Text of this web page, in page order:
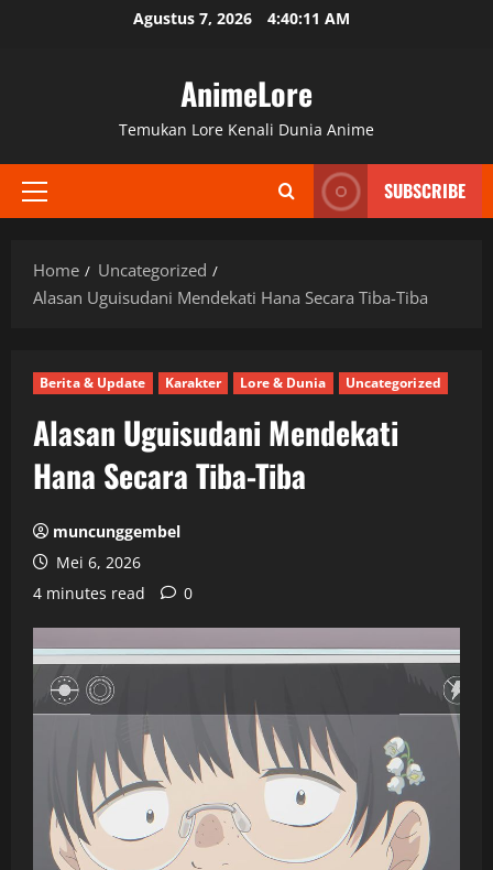
Agustus 7, 2026 4:40:13 AM
AnimeLore
Temukan Lore Kenali Dunia Anime
Primary
SUBSCRIBE
Home
Uncategorized
Alasan Uguisudani Mendekati Hana Secara Tiba-Tiba
Berita & Update Karakter Lore & Dunia Uncategorized
Alasan Uguisudani Mendekati
Hana Secara Tiba-Tiba
muncunggembel
Mei 6, 2026
4 minutes read
0